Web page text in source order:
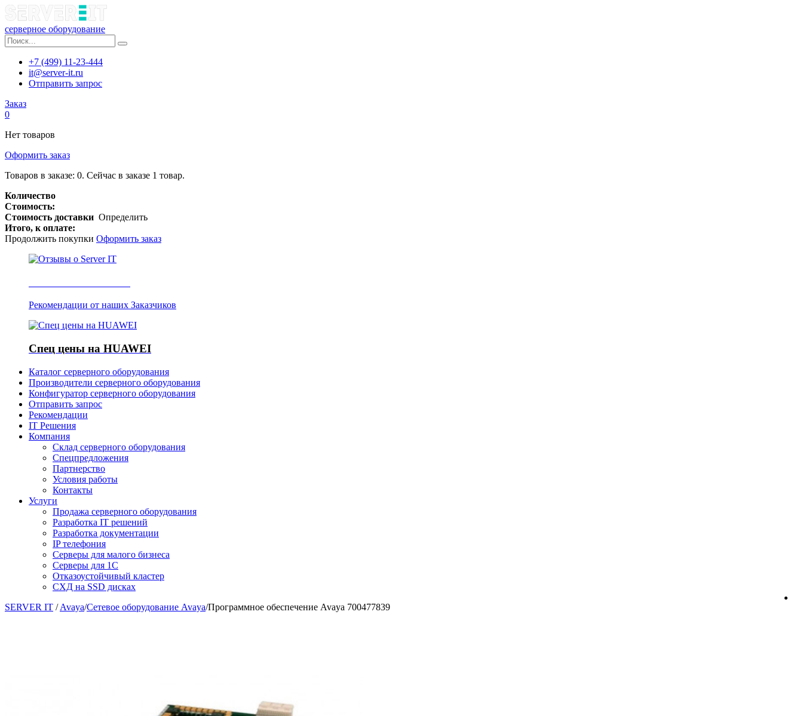
серверное оборудование
+7 (499) 11-23-444
it@server-it.ru
Отправить запрос
Заказ
0
Нет товаров
Оформить заказ
Товаров в заказе: 0. Сейчас в заказе 1 товар.
Количество
Стоимость:
Стоимость доставки Определить
Итого, к оплате:
Продолжить покупки Оформить заказ
Рекомендации от наших Заказчиков
Спец цены на HUAWEI
Каталог серверного оборудования
Производители серверного оборудования
Конфигуратор серверного оборудования
Отправить запрос
Рекомендации
IT Решения
Компания
Склад серверного оборудования
Спецпредложения
Партнерство
Условия работы
Контакты
Услуги
Продажа серверного оборудования
Разработка IT решений
Разработка документации
IP телефония
Серверы для малого бизнеса
Серверы для 1С
Отказоустойчивый кластер
СХД на SSD дисках
SERVER IT / Avaya/Сетевое оборудование Avaya/Программное обеспечение Avaya 700477839